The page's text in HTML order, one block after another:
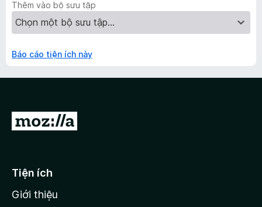
Thêm vào bộ sưu tập
Báo cáo tiện ích này
Đ
ế
t
Tiện ích
Giới thiệu